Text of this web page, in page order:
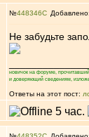
№448346
Не забудьте
новичок на форуме, прочитавший
и доверяющий сведениям,
Ответы на этот пост: